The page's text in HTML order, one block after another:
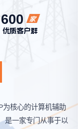
600
家
优质客户群
为核心的计算机辅助
是一家专门从事于以